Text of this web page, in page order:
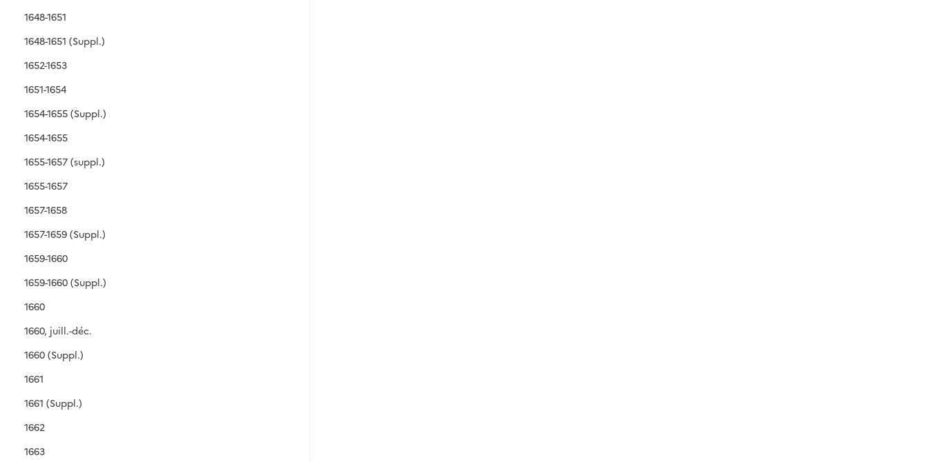
1648-1651
1648-1651 (Suppl.)
1652-1653
1651-1654
1654-1655 (Suppl.)
1654-1655
1655-1657 (suppl.)
1655-1657
1657-1658
1657-1659 (Suppl.)
1659-1660
1659-1660 (Suppl.)
1660
1660, juill.-déc.
1660 (Suppl.)
1661
1661 (Suppl.)
1662
1663